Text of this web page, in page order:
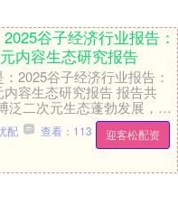
谷子经济行业报告：
内容生态研究报告
2025谷子经济行业报告：
容生态研究报告 报告共
泛二次元生态蓬勃发展，Z
”重塑消费图景 微博最新发
迎客松配资
配 查看：113